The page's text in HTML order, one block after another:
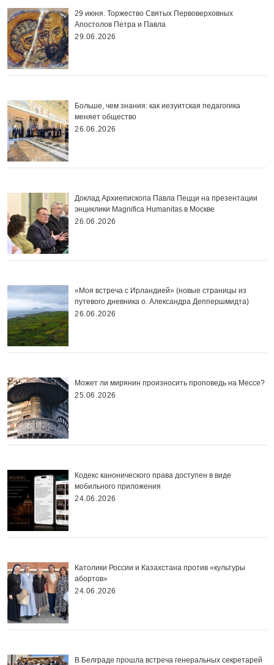
29 июня. Торжество Святых Первоверховных
Апостолов Петра и Павла
29.06.2026
Больше, чем знания: как иезуитская педагогика
меняет общество
26.06.2026
Доклад Архиепископа Павла Пецци на презентации
энциклики Magnifica Нumanitas в Москве
26.06.2026
«Моя встреча с Ирландией» (новые страницы из
путевого дневника о. Александра Деппершмидта)
26.06.2026
Может ли мирянин произносить проповедь на Мессе?
25.06.2026
Кодекс канонического права доступен в виде
мобильного приложения
24.06.2026
Католики России и Казахстана против «культуры
абортов»
24.06.2026
В Белграде прошла встреча генеральных секретарей